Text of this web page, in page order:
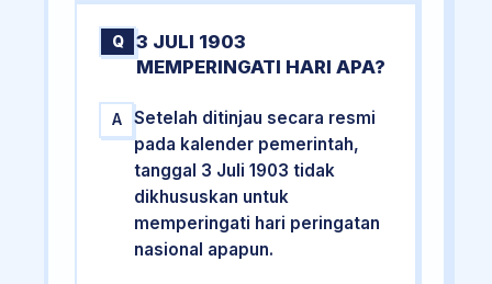
Q
3 JULI 1903
MEMPERINGATI HARI APA?
A
Setelah ditinjau secara resmi
pada kalender pemerintah,
tanggal 3 Juli 1903 tidak
dikhususkan untuk
memperingati hari peringatan
nasional apapun.